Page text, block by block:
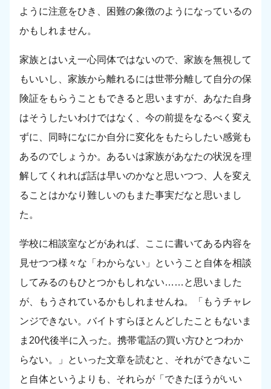
ように注意をひき、困難の象徴のようになっているの
かもしれません。
家族とはいえ一心同体ではないので、家族を無視して
もいいし、家族から離れるには世帯分離して自分の保
険証をもらうこともできると思いますが、あなた自身
はそうしたいわけではなく、今の前提をなるべく変え
ずに、同時になにか自分に変化をもたらしたい感覚も
あるのでしょうか。あるいは家族があなたの状況を理
解してくれれば話は早いのかなと思いつつ、人を変え
ることはかなり難しいのもまた事実だなと思いまし
た。
学校に相談室などがあれば、ここに書いてある内容を
見せつつ様々な「わからない」ということ自体を相談
してみるのもひとつかもしれない……と思いました
が、もうされているかもしれませんね。「もうチャレ
ンジできない。バイトすらほとんどしたこともないま
ま20代後半に入った。携帯電話の買い方ひとつわか
らない。」といった文章を読むと、それができないこ
と自体というよりも、それらが「できたほうがいい